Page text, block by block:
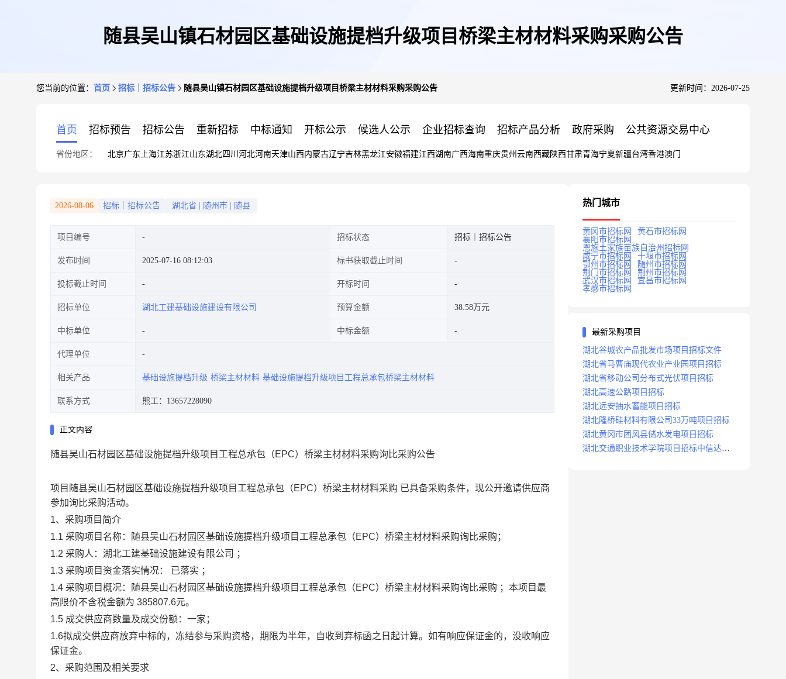
随县吴山镇石材园区基础设施提档升级项目桥梁主材材料采购采购公告
您当前的位置： 首页 招标｜招标公告 随县吴山镇石材园区基础设施提档升级项目桥梁主材材料采购采购公告 更新时间：2026-07-25
首页 招标预告 招标公告 重新招标 中标通知 开标公示 候选人公示 企业招标查询 招标产品分析 政府采购 公共资源交易中心
省份地区： 北京广东 上海江苏浙江山东湖北四川 河北河南天津山西内蒙古辽宁吉林黑龙江安徽福建江西湖南广西海南重庆贵州 云南西藏陕西甘肃青海宁夏新疆台湾香港澳门
2026-08-06 招标｜招标公告 湖北省 随州市 随县
项目编号 招标状态 招标｜招标公告
发布时间 2025-07-16 08:12:03 标书获取截止时间
投标截止时间 开标时间
招标单位 湖北工建基础设施建设有限公司 预算金额 38.58万元
中标单位 中标金额
代理单位
相关产品 基础设施提档升级 桥梁主材材料 基础设施提档升级项目工程总承包桥梁主材材料
联系方式 熊工：13657228090
正文内容
随县吴山石材园区基础设施提档升级项目工程总承包（EPC）桥梁主材材料采购询 比采购公告
项目 随县吴山石材园区基础设施提档升级项目工程总承包（EPC）桥梁主材材料采购 已具备采购条件， 现公开邀请供应商
参加询比采购活动。
1、采购项目简介
1.1 采购项目 名称： 随县吴山石材园区基础设施提档升级项目工程总承包（EPC） 桥梁主材材料采购询比采购；
1.2 采购人 ： 湖北工建基础设施建设有限公司 ；
1.3 采购项目资金落实情况： 已落实 ；
1.4 采购项目概况： 随县吴山石材园区基础设施提档升级项目工程总承包（EPC） 桥梁主材材料采购询比采购 ； 本项目最
高限价不含税金额为 385807.6元。
1.5 成交供应商数量及成交份额： 一家 ；
1.6拟成交供应商放弃中标的，冻结参与采购资格，期限为半年，自收到弃标函之日起计算。如有响应保证金的，没收响应
保证金。
2、采购范围及相关要求
热门城市
黄冈市招标网
黄石市招标网
襄阳市招标网
恩施土家族苗族自治州招标网
咸宁市招标网
十堰市招标网
鄂州市招标网
随州市招标网
荆门市招标网
荆州市招标网
武汉市招标网
宜昌市招标网
孝感市招标网
最新采购项目
湖北谷城农产品批发市场项目招标文件
湖北省马曹庙现代农业产业园项目招标
湖北省移动公司分布式光伏项目招标
湖北高速公路项目招标
湖北远安抽水蓄能项目招标
湖北隆桥硅材料有限公司33万吨项目招标
湖北黄冈市团风县储水发电项目招标
湖北交通职业技术学院项目招标中信达咨